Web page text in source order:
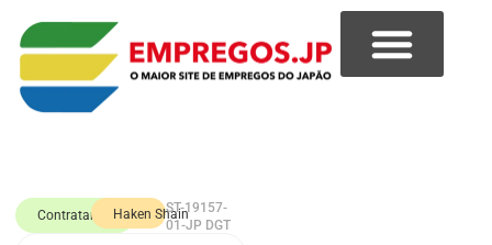
Contratando Haken ShainST-19157-
01-JP DGT